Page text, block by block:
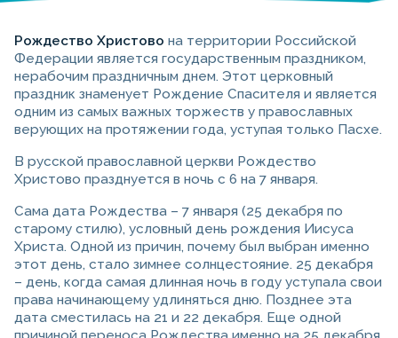
Рождество Христово на территории Российской
Федерации является государственным праздником,
нерабочим праздничным днем. Этот церковный
праздник знаменует Рождение Спасителя и является
одним из самых важных торжеств у православных
верующих на протяжении года, уступая только Пасхе.
В русской православной церкви Рождество
Христово празднуется в ночь с 6 на 7 января.
Сама дата Рождества – 7 января (25 декабря по
старому стилю), условный день рождения Иисуса
Христа. Одной из причин, почему был выбран именно
этот день, стало зимнее солнцестояние. 25 декабря
– день, когда самая длинная ночь в году уступала свои
права начинающему удлиняться дню. Позднее эта
дата сместилась на 21 и 22 декабря. Еще одной